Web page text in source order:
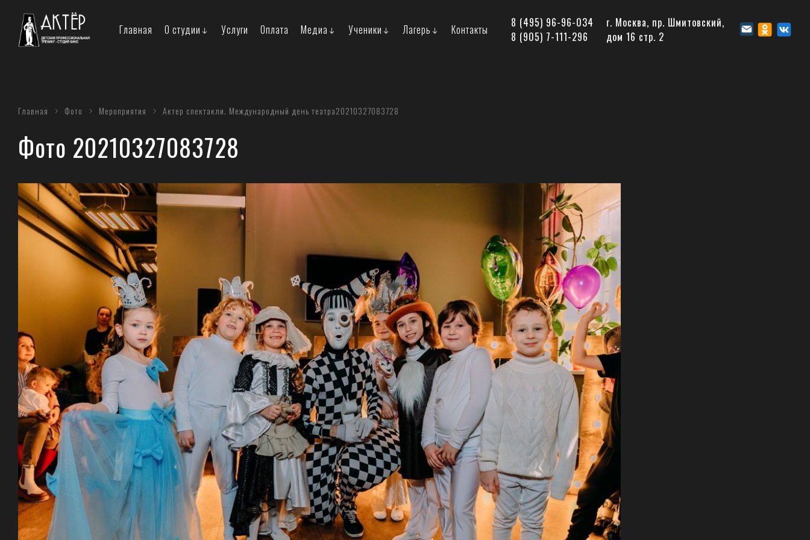
Главная О студии Услуги Оплата Медиа Ученики Лагерь Контакты
8 (495) 96-96-034
8 (905) 7-111-296
г. Москва, пр. Шмитовский,
дом 16 стр. 2
Главная Фото Мероприятия Актер спектакли. Международный день театра20210327083728
Фото 20210327083728